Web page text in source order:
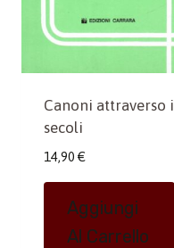
Canoni attraverso i
secoli
14,90 €
Aggiungi
Al Carrello